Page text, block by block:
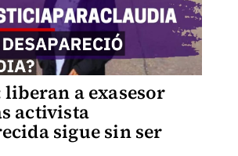
liberan a exasesor
activista
sigue sin ser